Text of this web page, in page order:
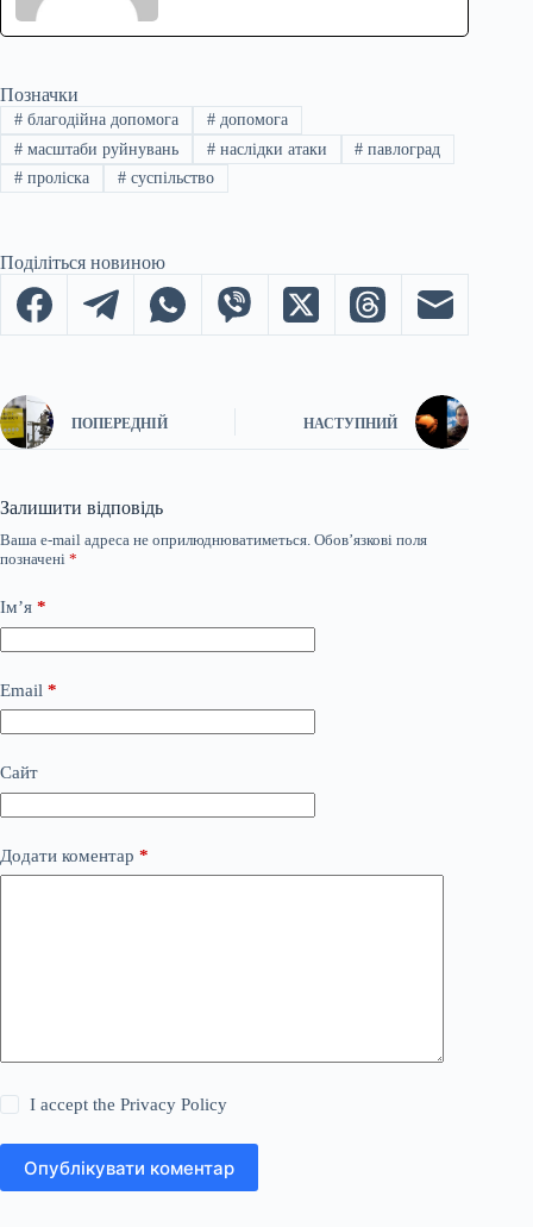
Позначки
#благодійна допомога #допомога
#масштаби руйнувань #наслідки атаки # павлоград
#проліска #суспільство
Поділіться новиною
ПОПЕРЕДНІЙ НАСТУПНИЙ
Залишити відповідь
Ваша e-mail адреса не оприлюднюватиметься. Обов’язкові поля
позначені *
Ім’я *
Email *
Сайт
Додати коментар *
I accept thePrivacy Policy
Опублікувати коментар